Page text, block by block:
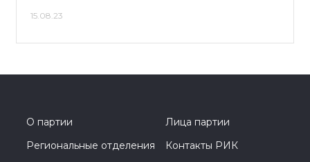
15.08.23
О партии
Лица партии
Региональные отделения
Контакты РИК